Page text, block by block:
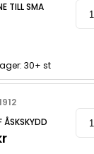
TILL SMA
30+ st
ÅSKSKYDD